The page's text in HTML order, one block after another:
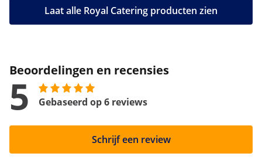
Laat alle Royal Catering producten zien
Beoordelingen en recensies
5 Gebaseerd op 6 reviews
Schrijf een review